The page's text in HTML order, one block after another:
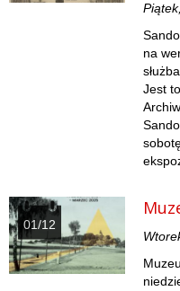
na
Jest
01/12